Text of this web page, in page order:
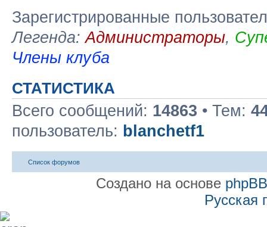
Зарегистрированные
Легенда:Администраторы,
Члены клуба
СТАТИСТИКА
Всего сообщений: 14863 • Тем:
пользователь: blanchetf1
Список форумов
Создано на основе phpBB
Русская